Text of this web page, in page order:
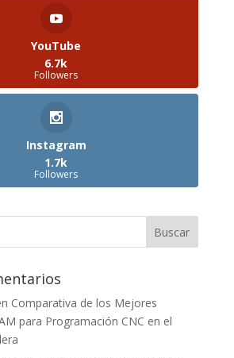
YouTube
6.7k
Followers
Instagram
1.7k
Followers
Comparativa de los Mejores
para Programación CNC en el